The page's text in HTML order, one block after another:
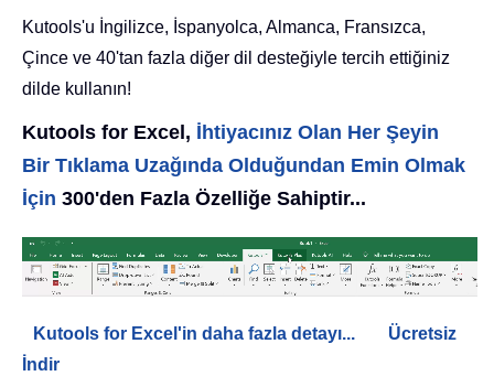
Kutools'u İngilizce, İspanyolca, Almanca, Fransızca,
Çince ve 40'tan fazla diğer dil desteğiyle tercih ettiğiniz
dilde kullanın!
Kutools for Excel, İhtiyacınız Olan Her Şeyin
Bir Tıklama Uzağında Olduğundan Emin Olmak
İçin 300'den Fazla Özelliğe Sahiptir...
Kutools for Excel'in daha fazla detayı...
Ücretsiz
İndir